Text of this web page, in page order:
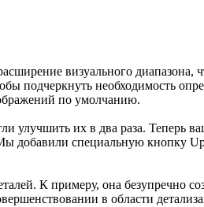
визуального диапазона,
подчеркнуть необходимость
по умолчанию.
их в два раза. Теперь
добавили специальную кнопку
К примеру, она безупречно
в области